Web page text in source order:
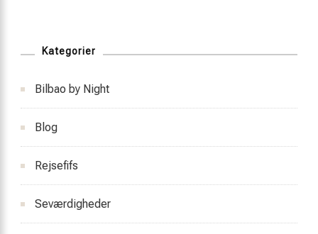
Kategorier
Bilbao by Night
Blog
Rejsefifs
Seværdigheder